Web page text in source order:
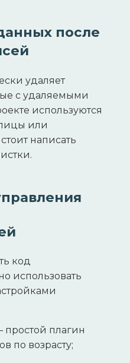
после
удаляет
с удаляемыми
используются
или
написать
код
использовать
простой плагин
по возрасту;